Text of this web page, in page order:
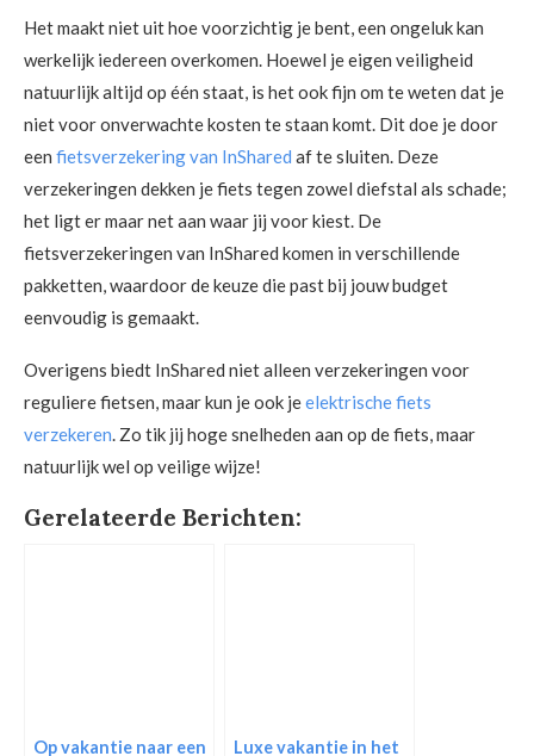
Het maakt niet uit hoe voorzichtig je bent, een ongeluk kan
werkelijk iedereen overkomen. Hoewel je eigen veiligheid
natuurlijk altijd op één staat, is het ook fijn om te weten dat je
niet voor onverwachte kosten te staan komt. Dit doe je door
een fietsverzekering van InShared af te sluiten. Deze
verzekeringen dekken je fiets tegen zowel diefstal als schade;
het ligt er maar net aan waar jij voor kiest. De
fietsverzekeringen van InShared komen in verschillende
pakketten, waardoor de keuze die past bij jouw budget
eenvoudig is gemaakt.
Overigens biedt InShared niet alleen verzekeringen voor
reguliere fietsen, maar kun je ook jeelektrische fiets
verzekeren. Zo tik jij hoge snelheden aan op de fiets, maar
natuurlijk wel op veilige wijze!
Gerelateerde Berichten:
Op vakantie naar een Luxe vakantie in het